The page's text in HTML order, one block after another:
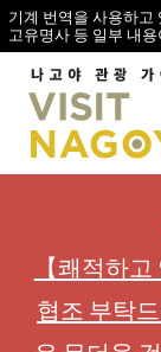
기계 번역을 사용하고
고유명사 등 일부 내
【쾌적하
협조 부탁